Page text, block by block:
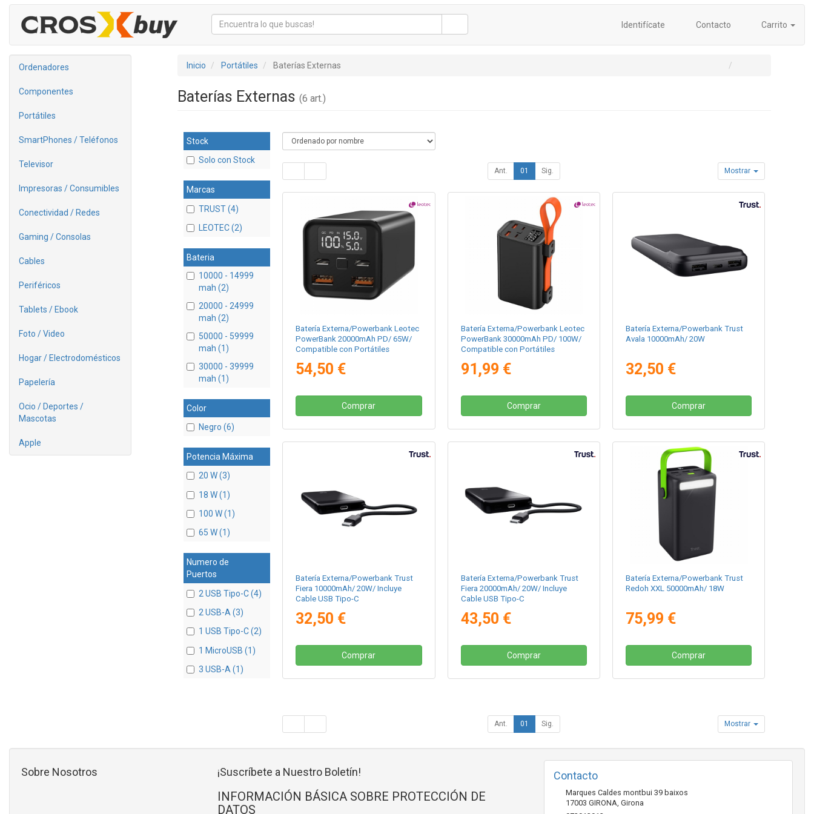
Identifícate Contacto Carrito
Ordenadores
Componentes
Portátiles
SmartPhones / Teléfonos
Televisor
Impresoras / Consumibles
Conectividad / Redes
Gaming / Consolas
Cables
Periféricos
Tablets / Ebook
Foto / Video
Hogar / Electrodomésticos
Papelería
Ocio / Deportes /
Mascotas
Apple
Inicio Portátiles Baterías Externas
Baterías Externas (6 art.)
Stock
Solo con Stock
Marcas
TRUST (4)
LEOTEC (2)
Bateria
10000 - 14999
mah (2)
20000 - 24999
mah (2)
50000 - 59999
mah (1)
30000 - 39999
mah (1)
Color
Negro (6)
Potencia Máxima
20 W (3)
18 W (1)
100 W (1)
65 W (1)
Numero de
Puertos
2 USB Tipo-C (4)
2 USB-A (3)
1 USB Tipo-C (2)
1 MicroUSB (1)
3 USB-A (1)
Ant. 01 Sig. Mostrar
Batería Externa/Powerbank Leotec
PowerBank 20000mAh PD/ 65W/
Compatible con Portátiles
54,50 €
Comprar
Batería Externa/Powerbank Leotec
PowerBank 30000mAh PD/ 100W/
Compatible con Portátiles
91,99 €
Comprar
Batería Externa/Powerbank Trust
Avala 10000mAh/ 20W
32,50 €
Comprar
Batería Externa/Powerbank Trust
Fiera 10000mAh/ 20W/ Incluye
Cable USB Tipo-C
32,50 €
Comprar
Batería Externa/Powerbank Trust
Fiera 20000mAh/ 20W/ Incluye
Cable USB Tipo-C
43,50 €
Comprar
Batería Externa/Powerbank Trust
Redoh XXL 50000mAh/ 18W
75,99 €
Comprar
Ant. 01 Sig. Mostrar
Sobre Nosotros ¡Suscríbete a Nuestro Boletín!
INFORMACIÓN BÁSICA SOBRE PROTECCIÓN DE
DATOS
Contacto
Marques Caldes montbui 39 baixos
17003 GIRONA, Girona